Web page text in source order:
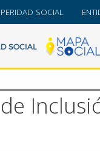
SOCIAL